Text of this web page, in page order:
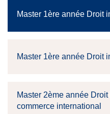
Master 1ère année Droit
Master 1ère année Droit
Master 2ème année
commerce international